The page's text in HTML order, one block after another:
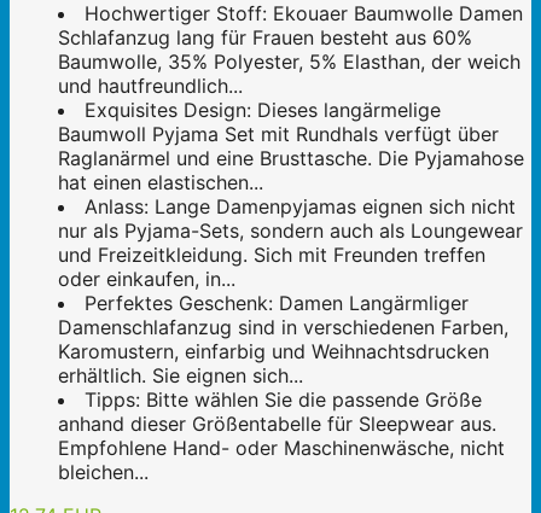
Hochwertiger Stoff: Ekouaer Baumwolle Damen
Schlafanzug lang für Frauen besteht aus 60%
Baumwolle, 35% Polyester, 5% Elasthan, der weich
und hautfreundlich...
Exquisites Design: Dieses langärmelige
Baumwoll Pyjama Set mit Rundhals verfügt über
Raglanärmel und eine Brusttasche. Die Pyjamahose
hat einen elastischen...
Anlass: Lange Damenpyjamas eignen sich nicht
nur als Pyjama-Sets, sondern auch als Loungewear
und Freizeitkleidung. Sich mit Freunden treffen
oder einkaufen, in...
Perfektes Geschenk: Damen Langärmliger
Damenschlafanzug sind in verschiedenen Farben,
Karomustern, einfarbig und Weihnachtsdrucken
erhältlich. Sie eignen sich...
Tipps: Bitte wählen Sie die passende Größe
anhand dieser Größentabelle für Sleepwear aus.
Empfohlene Hand- oder Maschinenwäsche, nicht
bleichen...